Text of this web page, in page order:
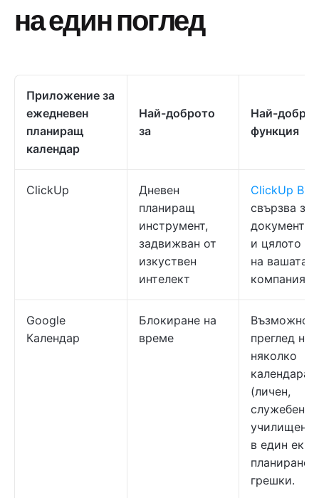
на един поглед
Приложение за
ежедневен
планиращ
календар
Най-доброто
за
Най-добра
функция
ClickUp
Дневен
планиращ
инструмент,
задвижван от
изкуствен
интелект
ClickUp
свързва
документи,
и цялото
на вашата
компания с
Google
Календар
Блокиране на
време
преглед на
няколко
календара
(личен,
служебен,
училищен
в един
планиране
грешки.